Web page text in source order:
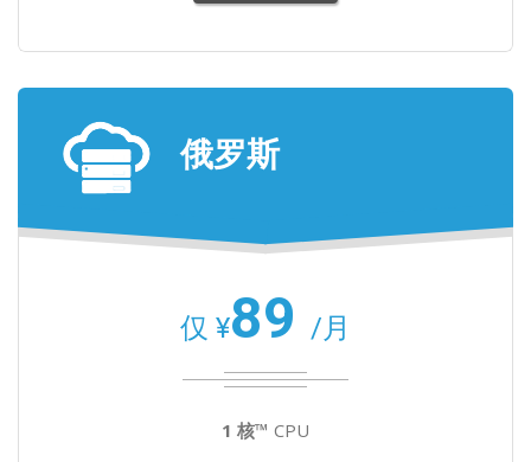
俄罗斯
仅 ¥89 /月
1 核™ CPU